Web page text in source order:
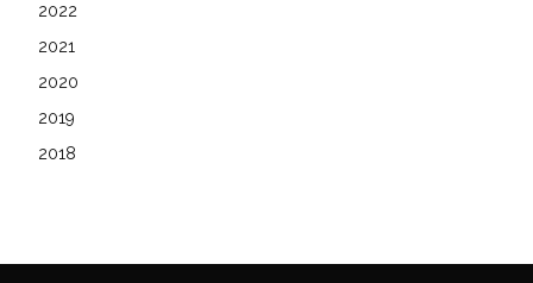
2022
2021
2020
2019
2018